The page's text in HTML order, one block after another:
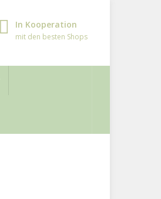
In Kooperation
mit den besten Shops